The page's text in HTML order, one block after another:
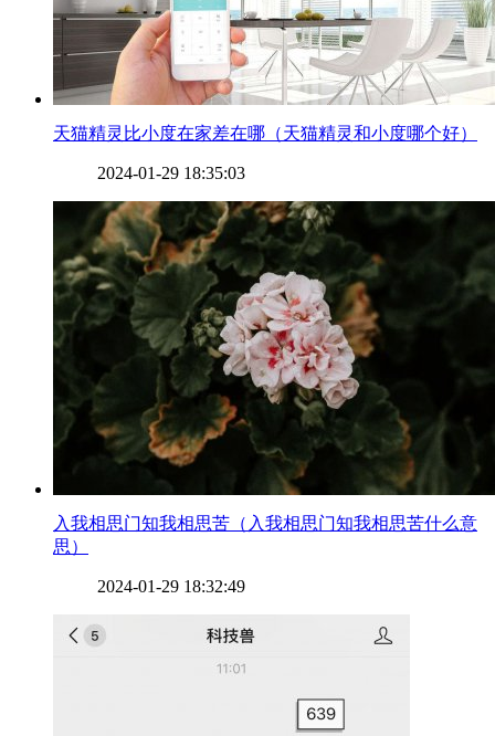
​天猫精灵比小度在家差在哪（天猫精灵和小度哪个好）
2024-01-29 18:35:03
​入我相思门知我相思苦（入我相思门知我相思苦什么意
思）
2024-01-29 18:32:49